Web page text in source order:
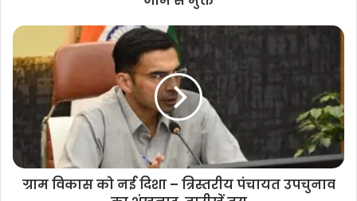
ग्राम विकास को नई दिशा – त्रिस्तरीय पंचायत उपचुनाव